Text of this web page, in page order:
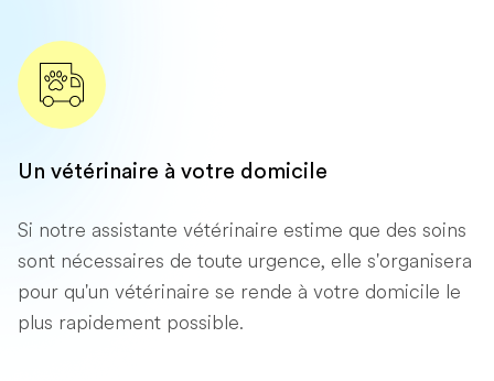
Un vétérinaire à votre domicile
Si notre assistante vétérinaire estime que des soins
sont nécessaires de toute urgence, elle s'organisera
pour qu'un vétérinaire se rende à votre domicile le
plus rapidement possible.